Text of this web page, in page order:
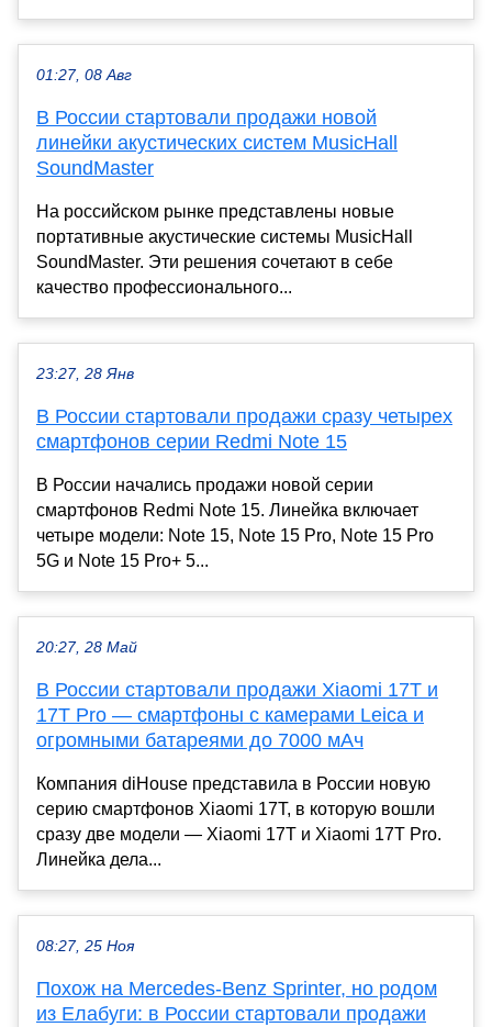
01:27, 08 Авг
В России стартовали продажи новой
линейки акустических систем MusicHall
SoundMaster
На российском рынке представлены новые
портативные акустические системы MusicHall
SoundMaster. Эти решения сочетают в себе
качество профессионального...
23:27, 28 Янв
В России стартовали продажи сразу четырех
смартфонов серии Redmi Note 15
В России начались продажи новой серии
смартфонов Redmi Note 15. Линейка включает
четыре модели: Note 15, Note 15 Pro, Note 15 Pro
5G и Note 15 Pro+ 5...
20:27, 28 Май
В России стартовали продажи Xiaomi 17T и
17T Pro — смартфоны с камерами Leica и
огромными батареями до 7000 мАч
Компания diHouse представила в России новую
серию смартфонов Xiaomi 17T, в которую вошли
сразу две модели — Xiaomi 17T и Xiaomi 17T Pro.
Линейка дела...
08:27, 25 Ноя
Похож на Mercedes-Benz Sprinter, но родом
из Елабуги: в России стартовали продажи